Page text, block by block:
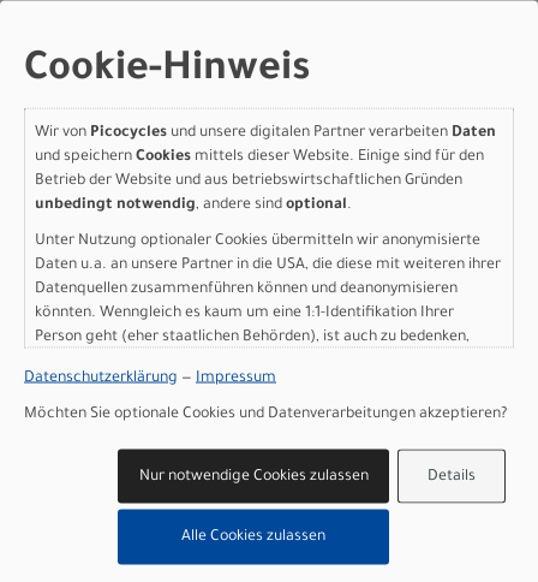
Nicht im Laden verfügbar - Jetzt anfragen!
Art.Nr. 90025-7049
Größe: 49
Farbe: LAGOON BLUE/COOL GREY/BLAZE
pro Stück (inkl. MwSt. zzgl.Versandkosten für
Grossartikel)
999,00 EUR
Specialized ALLEZ E5 52
LAGOON BLUE/COOL
GREY/BLAZE
Modelljahr 2026
Nicht im Laden verfügbar - Jetzt anfragen!
Art.Nr. 90025-7052
pro Stück (inkl. MwSt. zzgl. Versandkosten für
Grossartikel)
Cookie-Hinweis
Wir von Picocycles und unsere digitalen Partner verarbeiten Daten
und speichern Cookies mittels dieser Website. Einige sind für den
Betrieb der Website und aus betriebswirtschaftlichen Gründen
unbedingt notwendig, andere sind optional.
Unter Nutzung optionaler Cookies übermitteln wir anonymisierte
Daten u.a. an unsere Partner in die USA, die diese mit weiteren ihrer
Datenquellen zusammenführen können und deanonymisieren
könnten. Wenngleich es kaum um eine 1:1-Identifikation Ihrer
Person geht (eher staatlichen Behörden), ist auch zu bedenken,
sind wie bei uns in der Europäischen Union.
Datenschutzerklärung — Impressum
Möchten Sie optionale Cookies und Datenverarbeitungen akzeptieren?
Details
Nur notwendige Cookies zulassen
Alle Cookies zulassen